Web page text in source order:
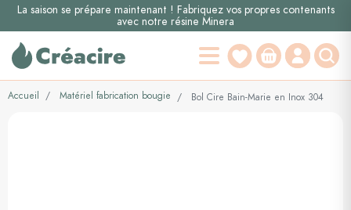
La saison se prépare maintenant ! Fabriquez vos propres contenants
avec notre résine Minera
Accueil Matériel fabrication bougie Bol Cire Bain-Marie en Inox 304